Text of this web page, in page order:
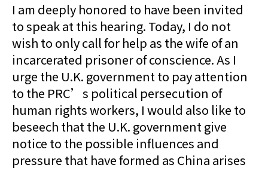
I am deeply honored to have been invited
to speak at this hearing. Today, I do not
wish to only call for help as the wife of an
incarcerated prisoner of conscience. As I
urge the U.K. government to pay attention
to the PRC’s political persecution of
human rights workers, I would also like to
beseech that the U.K. government give
notice to the possible influences and
pressure that have formed as China arises